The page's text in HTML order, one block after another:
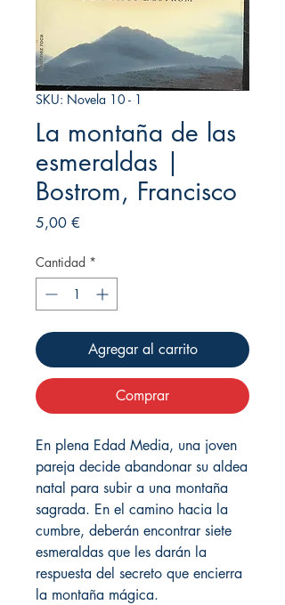
SKU: Novela 10 - 1
La montaña de las
esmeraldas |
Bostrom, Francisco
5,00 €
Cantidad *
Agregar al carrito
Comprar
En plena Edad Media, una joven
pareja decide abandonar su aldea
natal para subir a una montaña
sagrada. En el camino hacia la
cumbre, deberán encontrar siete
esmeraldas que les darán la
respuesta del secreto que encierra
la montaña mágica.